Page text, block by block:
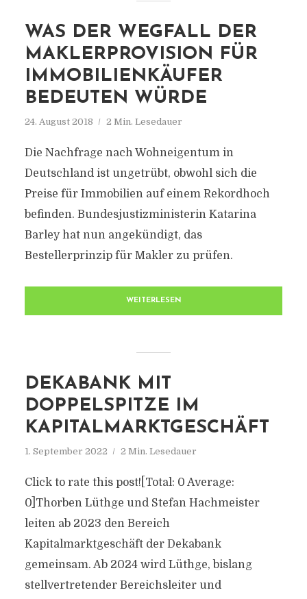
WAS DER WEGFALL DER
MAKLERPROVISION FÜR
IMMOBILIENKÄUFER
BEDEUTEN WÜRDE
24. August 2018 2 Min. Lesedauer
Die Nachfrage nach Wohneigentum in
Deutschland ist ungetrübt, obwohl sich die
Preise für Immobilien auf einem Rekordhoch
befinden. Bundesjustizministerin Katarina
Barley hat nun angekündigt, das
Bestellerprinzip für Makler zu prüfen.
WEITERLESEN
DEKABANK MIT
DOPPELSPITZE IM
KAPITALMARKTGESCHÄFT
1. September 2022 2 Min. Lesedauer
Click to rate this post![Total: 0 Average:
0]Thorben Lüthge und Stefan Hachmeister
leiten ab 2023 den Bereich
Kapitalmarktgeschäft der Dekabank
gemeinsam. Ab 2024 wird Lüthge, bislang
stellvertretender Bereichsleiter und